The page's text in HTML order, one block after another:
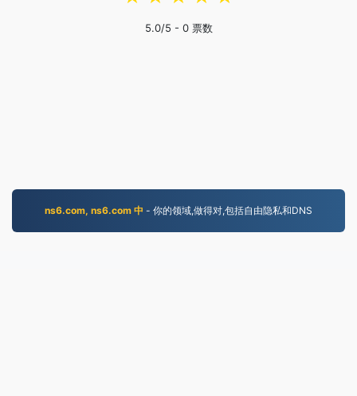
5.0/5 - 0票数
ns6.com, ns6.com 中 - 你的领域,做得对,包括自由隐私和DNS